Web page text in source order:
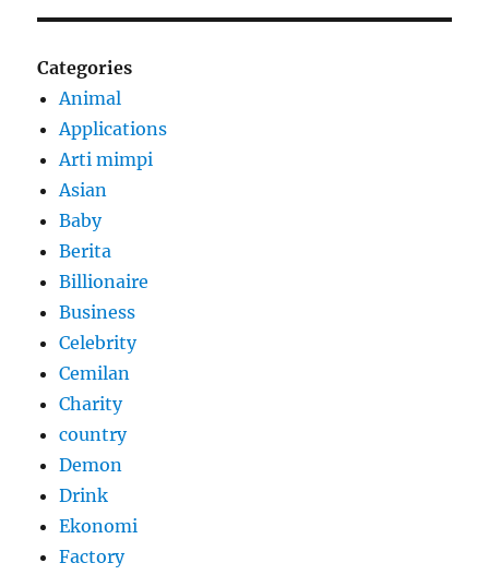
Categories
Animal
Applications
Arti mimpi
Asian
Baby
Berita
Billionaire
Business
Celebrity
Cemilan
Charity
country
Demon
Drink
Ekonomi
Factory